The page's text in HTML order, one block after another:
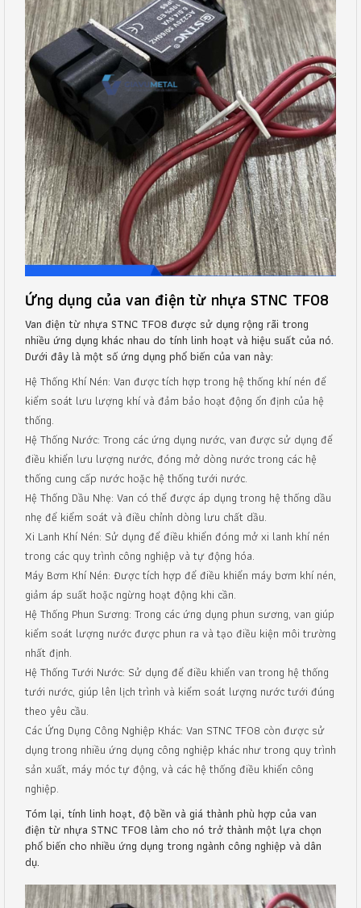
Ứng dụng của van điện từ nhựa STNC TF08
Van điện từ nhựa STNC TF08 được sử dụng rộng rãi trong
nhiều ứng dụng khác nhau do tính linh hoạt và hiệu suất của nó.
Dưới đây là một số ứng dụng phổ biến của van này:
Hệ Thống Khí Nén: Van được tích hợp trong hệ thống khí nén để
kiểm soát lưu lượng khí và đảm bảo hoạt động ổn định của hệ
thống.
Hệ Thống Nước: Trong các ứng dụng nước, van được sử dụng để
điều khiển lưu lượng nước, đóng mở dòng nước trong các hệ
thống cung cấp nước hoặc hệ thống tưới nước.
Hệ Thống Dầu Nhẹ: Van có thể được áp dụng trong hệ thống dầu
nhẹ để kiểm soát và điều chỉnh dòng lưu chất dầu.
Xi Lanh Khí Nén: Sử dụng để điều khiển đóng mở xi lanh khí nén
trong các quy trình công nghiệp và tự động hóa.
Máy Bơm Khí Nén: Được tích hợp để điều khiển máy bơm khí nén,
giảm áp suất hoặc ngừng hoạt động khi cần.
Hệ Thống Phun Sương: Trong các ứng dụng phun sương, van giúp
kiểm soát lượng nước được phun ra và tạo điều kiện môi trường
nhất định.
Hệ Thống Tưới Nước: Sử dụng để điều khiển van trong hệ thống
tưới nước, giúp lên lịch trình và kiểm soát lượng nước tưới đúng
theo yêu cầu.
Các Ứng Dụng Công Nghiệp Khác: Van STNC TF08 còn được sử
dụng trong nhiều ứng dụng công nghiệp khác như trong quy trình
sản xuất, máy móc tự động, và các hệ thống điều khiển công
nghiệp.
Tóm lại, tính linh hoạt, độ bền và giá thành phù hợp của van
điện từ nhựa STNC TF08 làm cho nó trở thành một lựa chọn
phổ biến cho nhiều ứng dụng trong ngành công nghiệp và dân
dụ.